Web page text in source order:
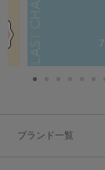
ブランド一覧